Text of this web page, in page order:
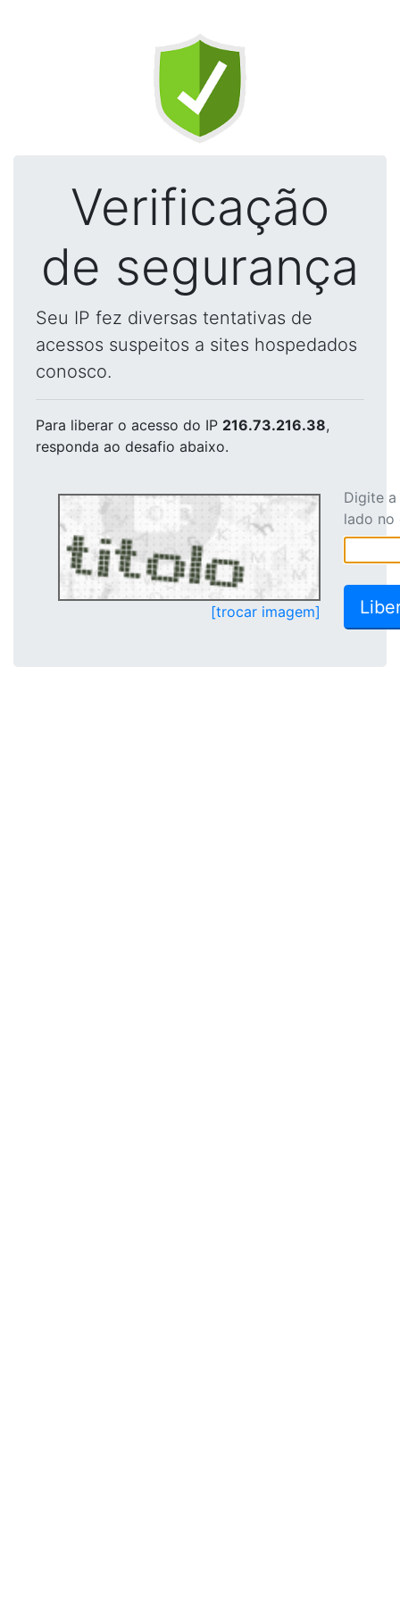
Verificação
de segurança
Seu IP fez diversas tentativas de
acessos suspeitos a sites hospedados
conosco.
Para liberar o acesso do IP 216.73.216.38,
responda ao desafio abaixo.
[trocar imagem]
Digite
lado no